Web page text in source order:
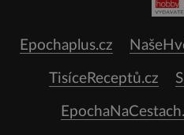
Epochaplus.cz
TisíceReceptů.cz